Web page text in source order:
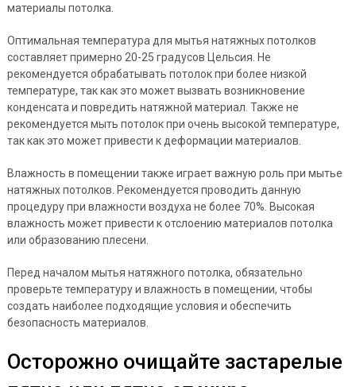
материалы потолка.
Оптимальная температура для мытья натяжных потолков
составляет примерно 20-25 градусов Цельсия. Не
рекомендуется обрабатывать потолок при более низкой
температуре, так как это может вызвать возникновение
конденсата и повредить натяжной материал. Также не
рекомендуется мыть потолок при очень высокой температуре,
так как это может привести к деформации материалов.
Влажность в помещении также играет важную роль при мытье
натяжных потолков. Рекомендуется проводить данную
процедуру при влажности воздуха не более 70%. Высокая
влажность может привести к отслоению материалов потолка
или образованию плесени.
Перед началом мытья натяжного потолка, обязательно
проверьте температуру и влажность в помещении, чтобы
создать наиболее подходящие условия и обеспечить
безопасность материалов.
Осторожно очищайте застарелые